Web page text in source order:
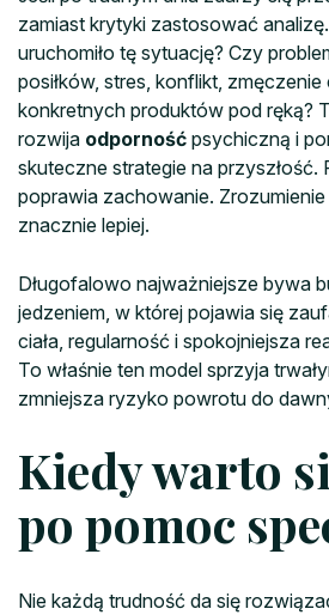
zamiast krytyki zastosować
uruchomiło tę sytuację? Czy
posiłków, stres, konflikt,
konkretnych produktów pod ręką?
rozwija odporność psychiczną i
skuteczne strategie na
poprawia zachowanie.
znacznie lepiej.
Długofalowo najważniejsze bywa
jedzeniem, w której pojawia się
ciała, regularność i spokojniejsza
To właśnie ten model sprzyja
zmniejsza ryzyko powrotu do
Kiedy warto
po pomoc
Nie każdą trudność da się